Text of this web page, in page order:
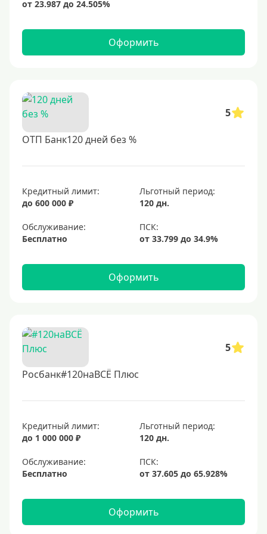
Оформить
5
ОТП Банк120 дней без %
Кредитный лимит:
до 600 000 ₽
Льготный период:
120 дн.
Обслуживание:
Бесплатно
Оформить
5
Росбанк#120наВСЁ Плюс
Кредитный лимит:
до 1 000 000 ₽
Льготный период:
120 дн.
Обслуживание:
Бесплатно
Оформить